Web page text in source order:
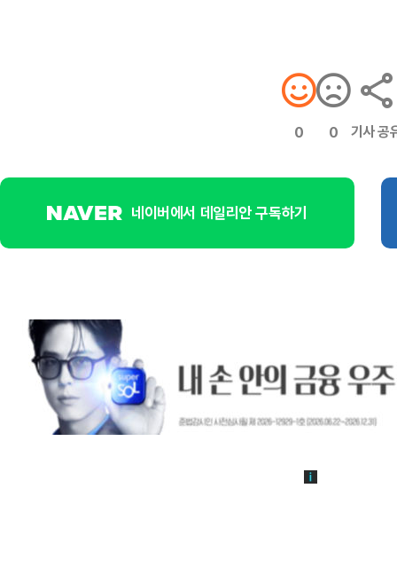
0 0 기사 공
네이버에서 데일리안 구독하기